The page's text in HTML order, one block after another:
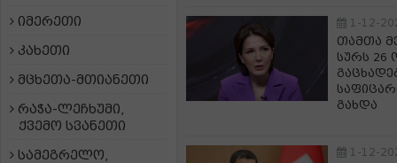
იმერეთი
კახეთი
მცხეთა-მთიანეთი
რაჭა-ლეჩხუმი,
ქვემო სვანეთი
სამეგრელო,
1-12-
თამთა
სურს 26
გახდა
1-12-